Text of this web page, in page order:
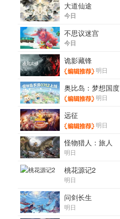
大道仙途
今日
不思议迷宫
今日
诡影藏锋
明日
奥比岛：梦想国度
明日
远征
明日
怪物猎人：旅人
明日
桃花源记2
明日
问剑长生
明日